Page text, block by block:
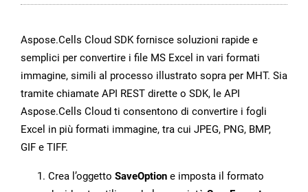
Aspose.Cells Cloud SDK fornisce soluzioni rapide e
semplici per convertire i file MS Excel in vari formati
immagine, simili al processo illustrato sopra per MHT. Sia
tramite chiamate API REST dirette o SDK, le API
Aspose.Cells Cloud ti consentono di convertire i fogli
Excel in più formati immagine, tra cui JPEG, PNG, BMP,
GIF e TIFF.
Crea l’oggetto SaveOption e imposta il formato